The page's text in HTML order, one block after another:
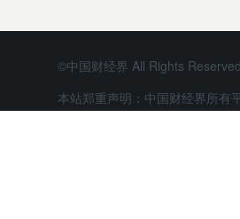
©中国财经界 All Rights
本站郑重声明：中国财经界所有